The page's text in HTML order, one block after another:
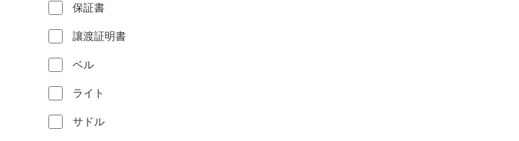
保証書
讓渡証明書
ベル
ライト
サドル